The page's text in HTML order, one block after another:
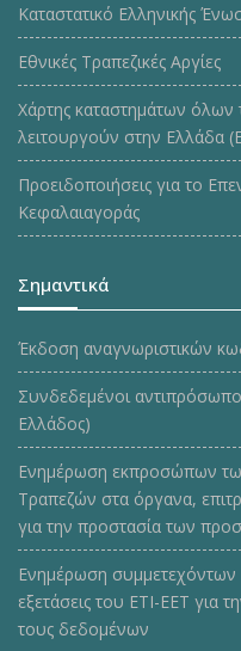
Καταστατικό Ελληνικής
Εθνικές Τραπεζικές Αργίες
Χάρτης καταστημάτων
λειτουργούν στην Ελλάδα
Προειδοποιήσεις για το
Κεφαλαιαγοράς
Σημαντικά
Έκδοση αναγνωριστικών
Συνδεδεμένοι
Ελλάδος)
Ενημέρωση εκπροσώπων
Τραπεζών στα όργανα,
για την προστασία των
Ενημέρωση συμμετεχόντων
εξετάσεις του ΕΤΙ-ΕΕΤ για
τους δεδομένων